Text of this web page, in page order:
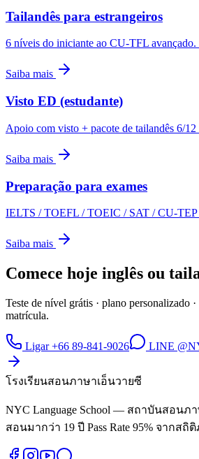
Tailandês para estrangeiros
6 níveis do iniciante ao CU-TFL avançado.
Saiba mais
Visto ED (estudante)
Apoio com visto + pacote de tailandês 6/12
Saiba mais
Preparação para exames
IELTS / TOEFL / TOEIC / SAT / CU-
Saiba mais
Comece hoje inglês ou
Teste de nível grátis · plano personalizado
matrícula.
Ligar +66 89-841-9026 LINE
โรงเรียนสอนภาษาเอ็นวายซี
NYC Language School — สถาบันสอน
สอนมากว่า 19 ปี Pass Rate 95% จากสถิ